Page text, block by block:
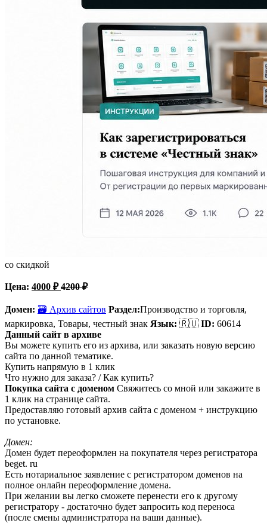
со скидкой
Цена: 4000 ₽ 4200₽
Домен: 🗃 Архив сайтов Раздел:Производство и торговля,
маркировка, Товары, честный знак Язык: 🇷🇺 ID: 60614
Данный сайт в архиве
Вы можете купить его из архива, или заказать новую версию
сайта по данной тематике.
Купить напрямую в 1 клик
Что нужно для заказа? / Как купить?
Покупка сайта с доменом Свяжитесь со мной или закажите в
1 клик на странице сайта.
Предоставляю готовый архив сайта с доменом + инструкцию
по установке.
Домен:
Домен будет переоформлен на покупателя через регистратора
beget. ru
Есть нотариальное заявление с регистратором доменов на
полное онлайн переоформление домена.
При желании вы легко сможете перенести его к другому
регистратору - достаточно будет запросить код переноса
(после смены администратора на ваши данные).